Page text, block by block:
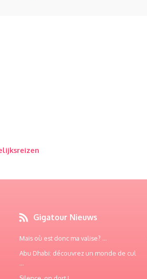
Gigatour Nieuws
Mais où est donc ma valise? ...
Abu Dhabi: découvrez un monde de cul
...